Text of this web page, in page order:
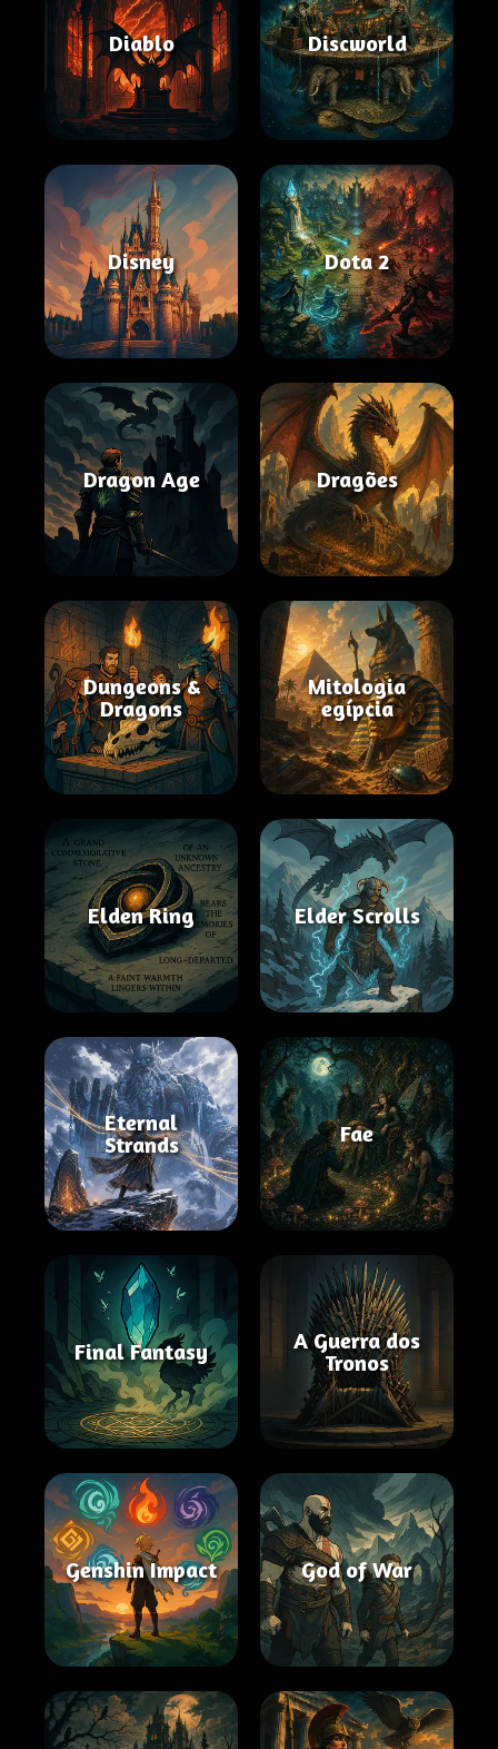
Diablo Discworld
Disney Dota 2
Dragon Age Dragões
Dungeons &
Dragons
Mitologia
egípcia
Elden Ring Elder Scrolls
Eternal
Strands
Fae
Final Fantasy
A Guerra dos
Tronos
Genshin Impact God of War